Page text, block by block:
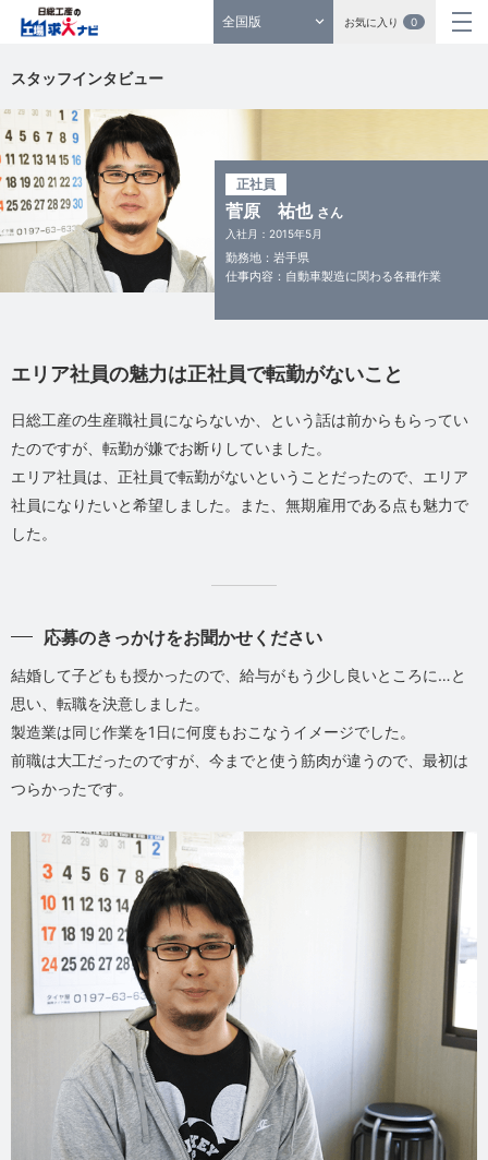
全国版 お気に入り 0
スタッフインタビュー
正社員
菅原 祐也 さん
入社月：2015年5月
勤務地：岩手県
仕事内容：自動車製造に関わる各種作業
エリア社員の魅力は正社員で転勤がないこと
日総工産の生産職社員にならないか、という話は前からもらってい
たのですが、転勤が嫌でお断りしていました。
エリア社員は、正社員で転勤がないということだったので、エリア
社員になりたいと希望しました。また、無期雇用である点も魅力で
した。
応募のきっかけをお聞かせください
結婚して子どもも授かったので、給与がもう少し良いところに…と
思い、転職を決意しました。
製造業は同じ作業を1日に何度もおこなうイメージでした。
前職は大工だったのですが、今までと使う筋肉が違うので、最初は
つらかったです。